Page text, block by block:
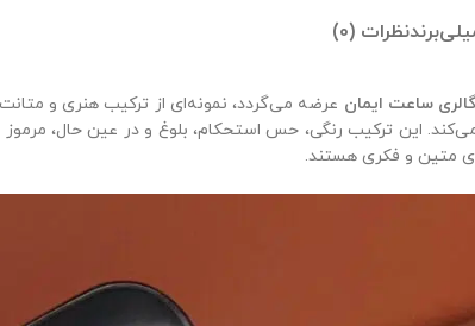
برندنظرات (0)
ساعت ایمان عرضه می‌گردد، نمونه‌ای از ترکیب هنری و
این ترکیب رنگی، حس استحکام، بلوغ و در عین حال، مرموز
متین و فکری هستند.